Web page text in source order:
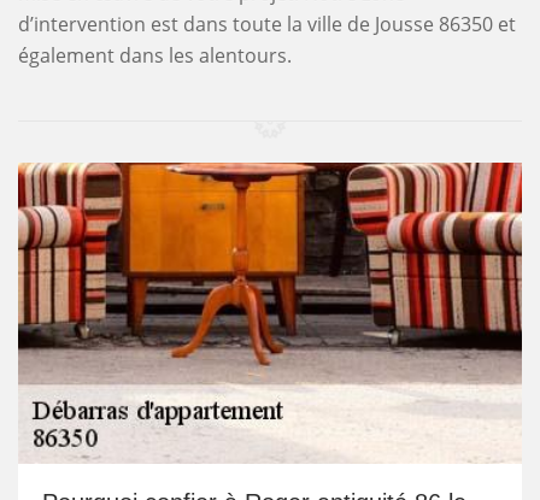
d’intervention est dans toute la ville de Jousse 86350 et
également dans les alentours.